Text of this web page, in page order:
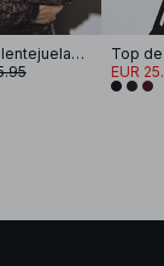
Top de encaje y lentejuelas de manga larga
EUR